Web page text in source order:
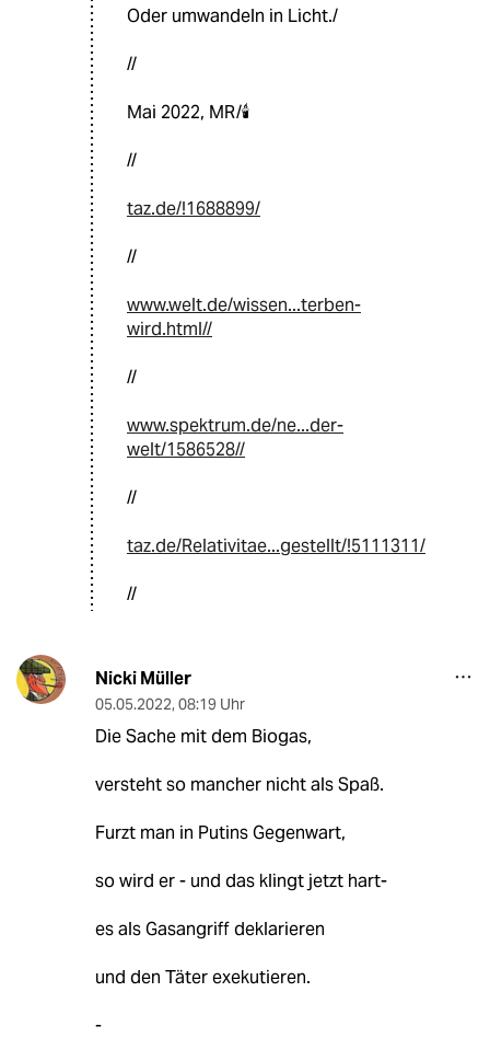
Oder umwandeln in Licht./
//
Mai 2022, MR/🕯
//
taz.de/!1688899/
//
www.welt.de/wissen...terben-
wird.html//
//
www.spektrum.de/ne...der-
welt/1586528//
//
taz.de/Relativitae...gestellt/!5111311/
//
Nicki Müller
05.05.2022, 08:19 Uhr
Die Sache mit dem Biogas,
versteht so mancher nicht als Spaß.
Furzt man in Putins Gegenwart,
so wird er - und das klingt jetzt hart-
es als Gasangriff deklarieren
und den Täter exekutieren.
-